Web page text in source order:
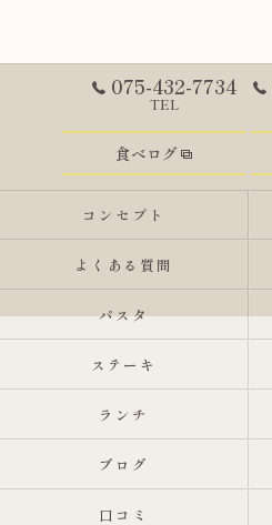
075-432-7734
TEL
食べログ
コンセプト
よくある質問
パスタ
ステーキ
ランチ
ブログ
口コミ